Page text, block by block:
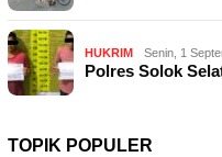
HUKRIM Senin, 1
Polres Solok
TOPIK POPULER